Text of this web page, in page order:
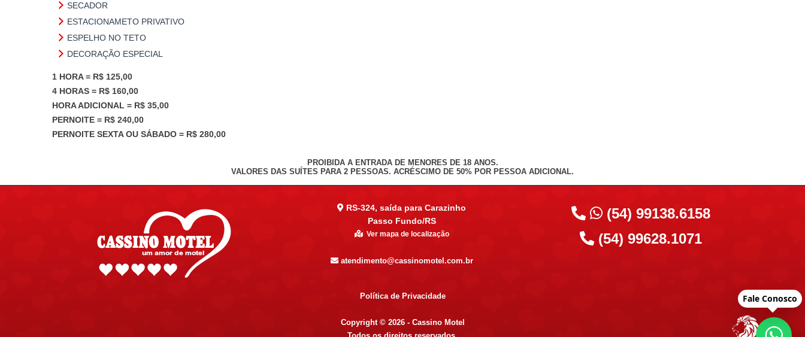
SECADOR
ESTACIONAMETO PRIVATIVO
ESPELHO NO TETO
DECORAÇÃO ESPECIAL
1 HORA = R$ 125,00
4 HORAS = R$ 160,00
HORA ADICIONAL = R$ 35,00
PERNOITE = R$ 240,00
PERNOITE SEXTA OU SÁBADO = R$ 280,00
PROIBIDA A ENTRADA DE MENORES DE 18 ANOS.
VALORES DAS SUÍTES PARA 2 PESSOAS. ACRÉSCIMO DE 50% POR PESSOA ADICIONAL.
RS-324, saída para Carazinho
Passo Fundo/RS
Ver mapa de localização
atendimento@cassinomotel.com.br
(54) 99138.6158
(54) 99628.1071
Política de Privacidade
Copyright © 2026 - Cassino Motel